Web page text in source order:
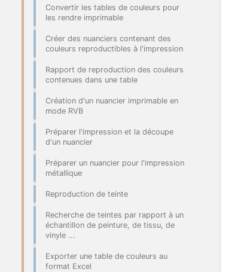
Convertir les tables de couleurs pour
les rendre imprimable
Créer des nuanciers contenant des
couleurs reproductibles à l'impression
Rapport de reproduction des couleurs
contenues dans une table
Création d'un nuancier imprimable en
mode RVB
Préparer l'impression et la découpe
d'un nuancier
Préparer un nuancier pour l'impression
métallique
Reproduction de teinte
Recherche de teintes par rapport à un
échantillon de peinture, de tissu, de
vinyle ...
Exporter une table de couleurs au
format Excel